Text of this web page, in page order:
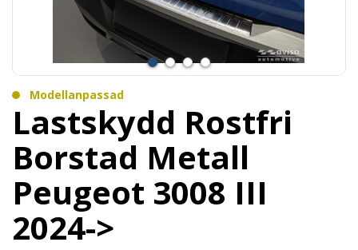
Modellanpassad
Lastskydd Rostfri
Borstad Metall
Peugeot 3008 III
2024->